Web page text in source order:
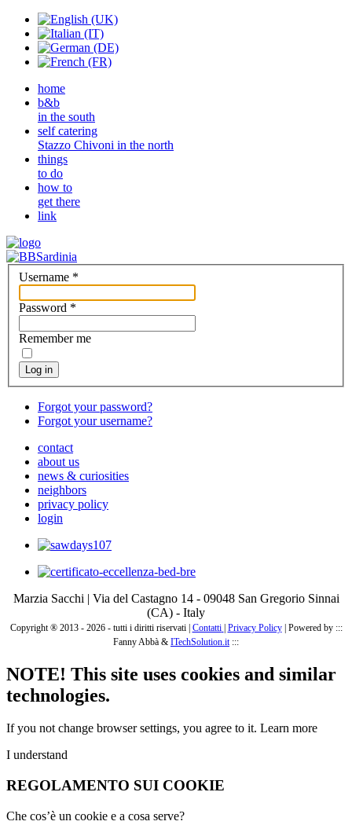
home
b&b
in the south
self catering
Stazzo Chivoni in the north
things
to do
how to
get there
link
Username *
Password *
Remember me
Log in
Forgot your password?
Forgot your username?
contact
about us
news & curiosities
neighbors
privacy policy
login
Marzia Sacchi | Via del Castagno 14 - 09048 San Gregorio Sinnai
(CA) - Italy
Copyright ® 2013 - 2026 - tutti i diritti riservati | Contatti | Privacy Policy| Powered by :::
Fanny Abbà & ITechSolution.it :::
NOTE! This site uses cookies and similar
technologies.
If you not change browser settings, you agree to it. Learn more
I understand
REGOLAMENTO SUI COOKIE
Che cos’è un cookie e a cosa serve?